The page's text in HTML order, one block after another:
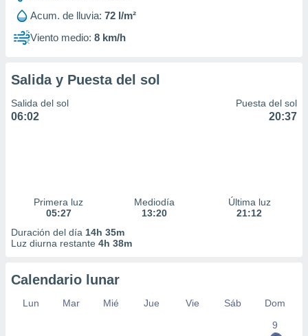
Acum. de lluvia: 72 l/m²
Viento medio: 8 km/h
Salida y Puesta del sol
Salida del sol
06:02
Puesta del sol
20:37
Primera luz
05:27
Mediodía
13:20
Última luz
21:12
Duración del día 14h 35m
Luz diurna restante 4h 38m
Calendario lunar
Lun Mar Mié Jue Vie Sáb
Dom
9